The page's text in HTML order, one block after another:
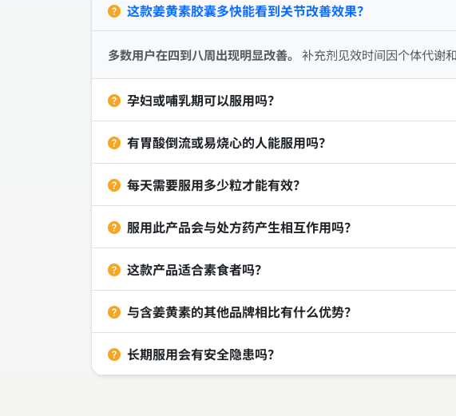
这款姜黄素胶囊多快能看到关节改善效果？
多数用户在四到八周出现明显改善。 补充剂见效时间因个体代谢
孕妇或哺乳期可以服用吗？
有胃酸倒流或易烧心的人能服用吗？
每天需要服用多少粒才能有效？
服用此产品会与处方药产生相互作用吗？
这款产品适合素食者吗？
与含姜黄素的其他品牌相比有什么优势？
长期服用会有安全隐患吗？